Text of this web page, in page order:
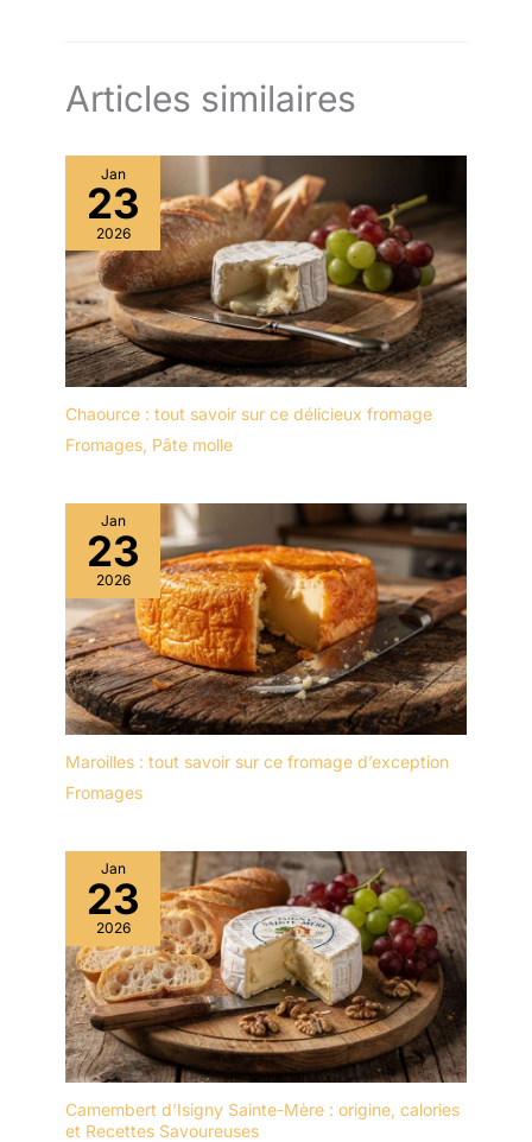
Articles similaires
Jan
23
2026
Chaource : tout savoir sur ce délicieux fromage
Fromages, Pâte molle
Jan
23
2026
Maroilles : tout savoir sur ce fromage d’exception
Fromages
Jan
23
2026
Camembert d’Isigny Sainte-Mère : origine, calories
et Recettes Savoureuses